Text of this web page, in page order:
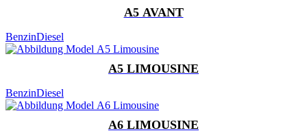
A5 AVANT
BenzinDiesel
A5 LIMOUSINE
BenzinDiesel
A6 LIMOUSINE